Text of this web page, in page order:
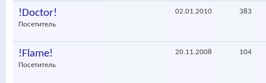
!Doctor!
Посетитель
02.01.2010 383
!Flame!
Посетитель
20.11.2008 104